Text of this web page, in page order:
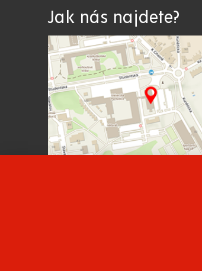
Jak nás najdete?
466 036 111, 466